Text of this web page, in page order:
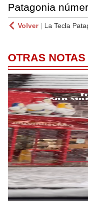
Patagonia
Volver| La Tecla
OTRAS NOTAS